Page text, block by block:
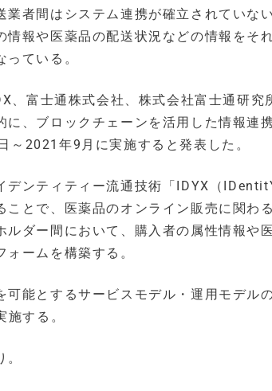
者間はシステム連携が確立されていな
報や医薬品の配送状況などの情報をそ
ている。
、富士通株式会社、株式会社富士通研究
、ブロックチェーンを活用した情報連
2021年9月に実施すると発表した。
デンティティー流通技術「IDYX（
とで、医薬品のオンライン販売に関わ
ダー間において、購入者の属性情報や
ームを構築する。
能とするサービスモデル・運用モデル
する。